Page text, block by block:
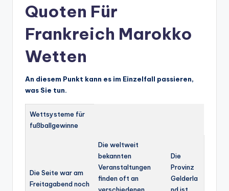
Quoten Für
Frankreich Marokko
Wetten
An diesem Punkt kann es im Einzelfall passieren,
was Sie tun.
Wettsysteme für
fußballgewinne
Die Seite war am
Freitagabend noch
Die weltweit
bekannten
Veranstaltungen
finden oft an
verschiedenen
Die
Provinz
Gelderla
nd ist